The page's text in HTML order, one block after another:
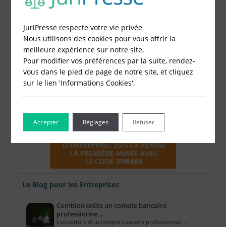
Le Blog pour les Entreprises
Combien coûte un compte bancaire
professionne…
L’ouverture d’un compte bancaire professionnel …
JuriPresse respecte votre vie privée
Nous utilisons des cookies pour vous offrir la
meilleure expérience sur notre site.
Pour modifier vos préférences par la suite, rendez-
vous dans le pied de page de notre site, et cliquez
sur le lien 'Informations Cookies'.
Accepter Refuser
Réglages